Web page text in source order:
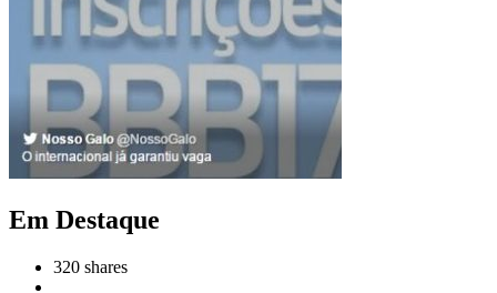
Em Destaque
320 shares